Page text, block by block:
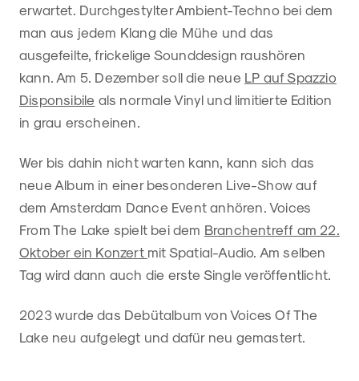
erwartet. Durchgestylter Ambient-Techno bei dem
man aus jedem Klang die Mühe und das
ausgefeilte, frickelige Sounddesign raushören
kann. Am 5. Dezember soll die neue LP auf Spazzio
Disponsibile als normale Vinyl und limitierte Edition
in grau erscheinen.
Wer bis dahin nicht warten kann, kann sich das
neue Album in einer besonderen Live-Show auf
dem Amsterdam Dance Event anhören. Voices
From The Lake spielt bei dem Branchentreff am 22.
Oktober ein Konzert mit Spatial-Audio. Am selben
Tag wird dann auch die erste Single veröffentlicht.
2023 wurde das Debütalbum von Voices Of The
Lake neu aufgelegt und dafür neu gemastert.